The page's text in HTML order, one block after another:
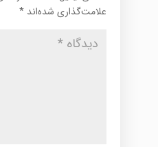
علامت‌گذاری شده‌اند *